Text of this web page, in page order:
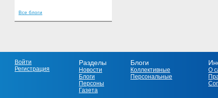
Все блоги
Войти
Регистрация
Разделы
Новости
Блоги
Персоны
Газета
Блоги
Коллективные
Персональные
О